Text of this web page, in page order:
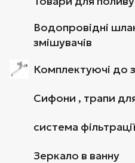
Водопровідні
змішувачів
Комплектуючі до
Сифони , трапи
система фільтрації
Зеркало в ванну